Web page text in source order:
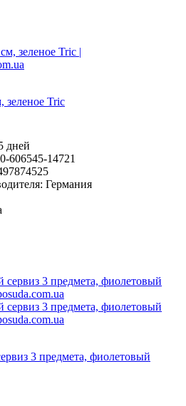
зеленое Tric
дней
606545-14721
Германия
3 предмета, фиолетовый